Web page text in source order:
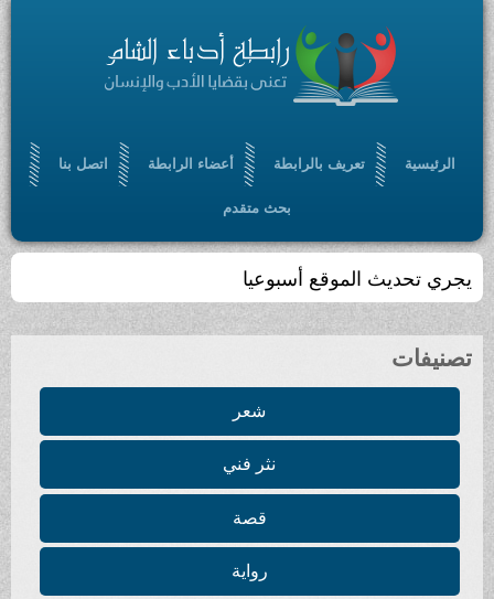
الرئيسية تعريف بالرابطة أعضاء الرابطة اتصل بنا
بحث متقدم
يجري تحديث الموقع أسبوعيا
تصنيفات
شعر
نثر فني
قصة
رواية